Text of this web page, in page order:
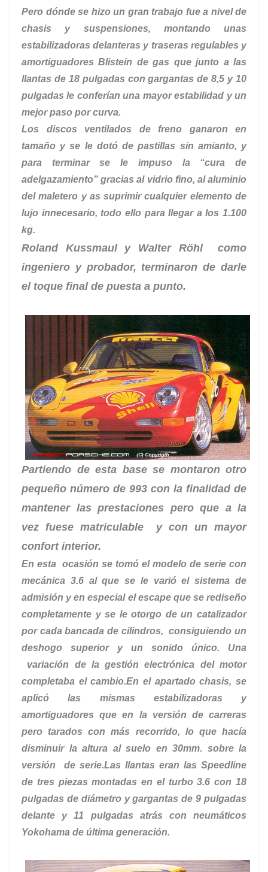
Pero dónde se hizo un gran trabajo fue a nivel de
chasis y suspensiones, montando unas
estabilizadoras delanteras y traseras regulables y
amortiguadores Blistein de gas que junto a las
llantas de 18 pulgadas con gargantas de 8,5 y 10
pulgadas le conferían una mayor estabilidad y un
mejor paso por curva.
Los discos ventilados de freno ganaron en
tamaño y se le dotó de pastillas sin amianto, y
para terminar se le impuso la “cura de
adelgazamiento” gracias al vidrio fino, al aluminio
del maletero y as suprimir cualquier elemento de
lujo innecesario, todo ello para llegar a los 1.100
kg.
Roland Kussmaul y Walter Röhl como
ingeniero y probador, terminaron de darle
el toque final de puesta a punto.
Partiendo de esta base se montaron otro
pequeño número de 993 con la finalidad de
mantener las prestaciones pero que a la
vez fuese matriculable y con un mayor
confort interior.
En esta ocasión se tomó el modelo de serie con
mecánica 3.6 al que se le varió el sistema de
admisión y en especial el escape que se rediseño
completamente y se le otorgo de un catalizador
por cada bancada de cilindros, consiguiendo un
deshogo superior y un sonido único. Una
variación de la gestión electrónica del motor
completaba el cambio.En el apartado chasis, se
aplicó las mismas estabilizadoras y
amortiguadores que en la versión de carreras
pero tarados con más recorrido, lo que hacía
disminuir la altura al suelo en 30mm. sobre la
versión de serie.Las llantas eran las Speedline
de tres piezas montadas en el turbo 3.6 con 18
pulgadas de diámetro y gargantas de 9 pulgadas
delante y 11 pulgadas atrás con neumáticos
Yokohama de última generación.